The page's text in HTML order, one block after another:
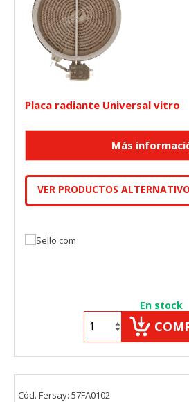
Placa radiante Universal vitro
VER PRODUCTOS
En stock
Cód. Fersay: 57FA0102